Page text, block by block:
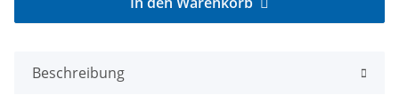
Beschreibung